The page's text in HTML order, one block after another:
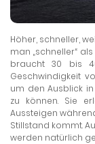
Höher, schneller,
man „schneller“
braucht 30 bis
Geschwindigkeit
um den Ausblick
zu können. Sie
Aussteigen
Stillstand kommt.
werden natürlich